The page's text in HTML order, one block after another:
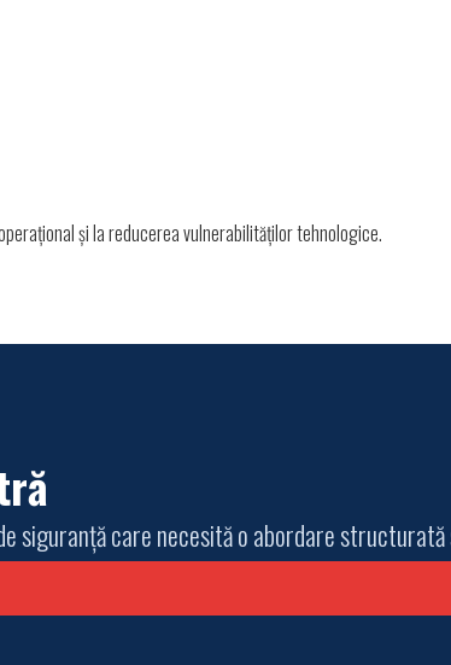
și la reducerea vulnerabilităților tehnologice.
care necesită o abordare